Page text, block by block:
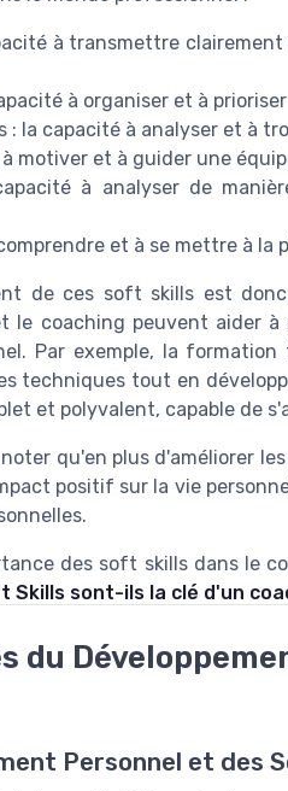
à transmettre
à organiser et à
: la capacité à analyser et à
à motiver et à guider une
à analyser de
et à se mettre à la
de ces soft skills est
le coaching peuvent aider
Par exemple, la
techniques tout en
et polyvalent, capable de
qu'en plus d'améliorer
positif sur la vie
des soft skills dans le
Skills sont-ils la clé d'un
du
Personnel et des